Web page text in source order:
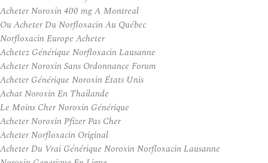
Acheter Noroxin 400 mg A Montreal
Ou Acheter Du Norfloxacin Au Québec
Norfloxacin Europe Acheter
Achetez Générique Norfloxacin Lausanne
Acheter Noroxin Sans Ordonnance Forum
Acheter Générique Noroxin États Unis
Achat Noroxin En Thailande
Le Moins Cher Noroxin Générique
Acheter Noroxin Pfizer Pas Cher
Acheter Norfloxacin Original
Acheter Du Vrai Générique Noroxin Norfloxacin Lausanne